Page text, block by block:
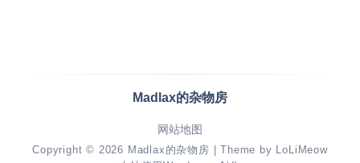
Madlax的杂物房
网站地图
Copyright © 2026 Madlax的杂物房 | Theme by LoLiMeow